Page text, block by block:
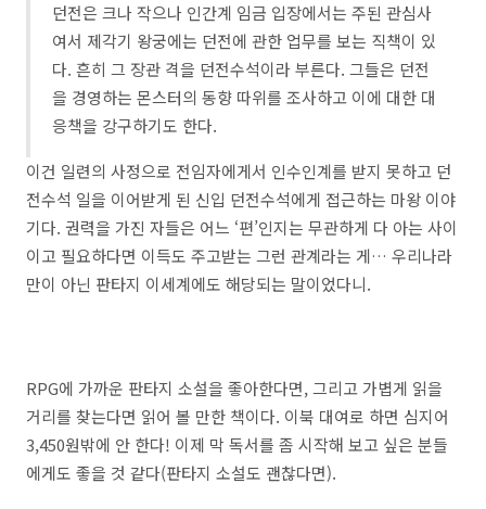
던전은 크나 작으나 인간계 임금 입장에서는 주된 관심사
여서 제각기 왕궁에는 던전에 관한 업무를 보는 직책이 있
다. 흔히 그 장관 격을 던전수석이라 부른다. 그들은 던전
을 경영하는 몬스터의 동향 따위를 조사하고 이에 대한 대
응책을 강구하기도 한다.
이건 일련의 사정으로 전임자에게서 인수인계를 받지 못하고 던
전수석 일을 이어받게 된 신입 던전수석에게 접근하는 마왕 이야
기다. 권력을 가진 자들은 어느 ‘편’인지는 무관하게 다 아는 사이
이고 필요하다면 이득도 주고받는 그런 관계라는 게… 우리나라
만이 아닌 판타지 이세계에도 해당되는 말이었다니.
RPG에 가까운 판타지 소설을 좋아한다면, 그리고 가볍게 읽을
거리를 찾는다면 읽어 볼 만한 책이다. 이북 대여로 하면 심지어
3,450원밖에 안 한다! 이제 막 독서를 좀 시작해 보고 싶은 분들
에게도 좋을 것 같다(판타지 소설도 괜찮다면).